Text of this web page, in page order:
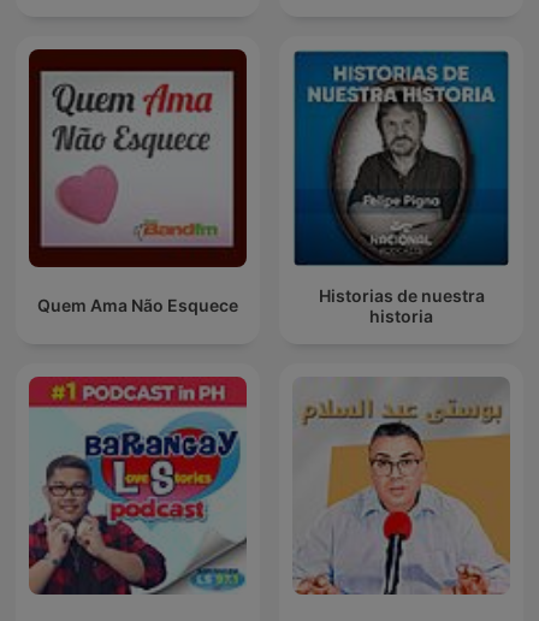
Quem Ama Não Esquece
Historias de nuestra
historia